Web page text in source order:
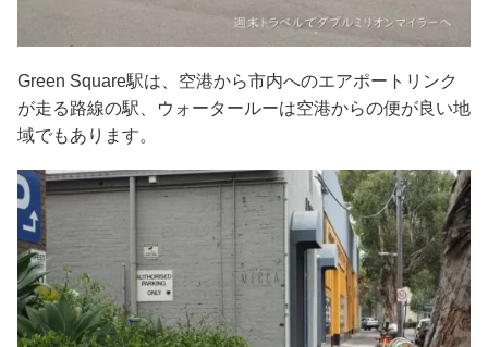
Green Square駅は、空港から市内へのエアポートリンク
が走る路線の駅、ウォータールーは空港からの便が良い地
域でもあります。